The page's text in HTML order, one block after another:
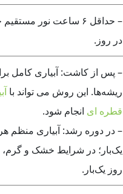
– حداقل ۶ ساعت نور
در روز.
– پس از کاشت: آبیاری کامل
ریشه‌ها. این روش می تواند با
قطره ای انجام شود.
– در دوره رشد: آبیاری منظم
روز یک‌بار.